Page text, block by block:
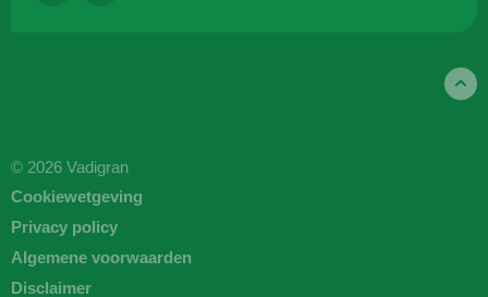
© 2026 Vadigran
Cookiewetgeving
Privacy policy
Algemene voorwaarden
Disclaimer